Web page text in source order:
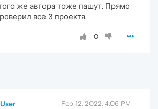
же автора тоже пашут. Прямо
все 3 проекта.
0
Feb 12, 2022, 4:06 PM